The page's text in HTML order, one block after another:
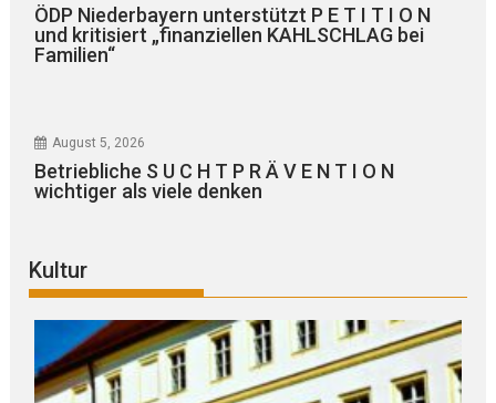
ÖDP Niederbayern unterstützt P E T I T I O N
und kritisiert „finanziellen KAHLSCHLAG bei
Familien“
August 5, 2026
Betriebliche S U C H T P R Ä V E N T I O N
wichtiger als viele denken
Kultur